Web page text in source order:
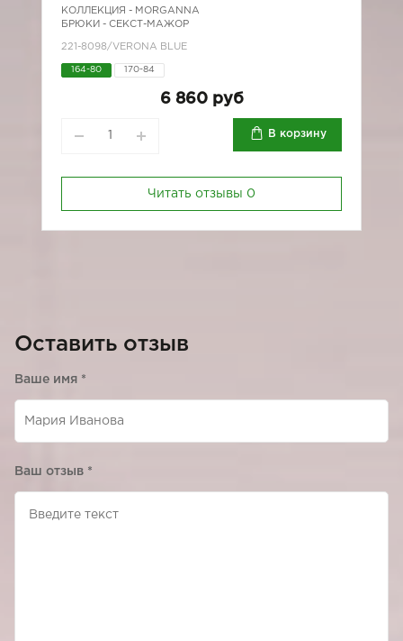
КОЛЛЕКЦИЯ - MORGANNA
БРЮКИ - СЕКСТ-МАЖОР
221-8098/VERONA BLUE
164-80 170-84
6 860 руб
В корзину
Читать отзывы 0
Оставить отзыв
Ваше имя *
Ваш отзыв *